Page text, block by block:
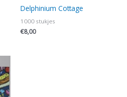
Delphinium Cottage
1000 stukjes
€8,00